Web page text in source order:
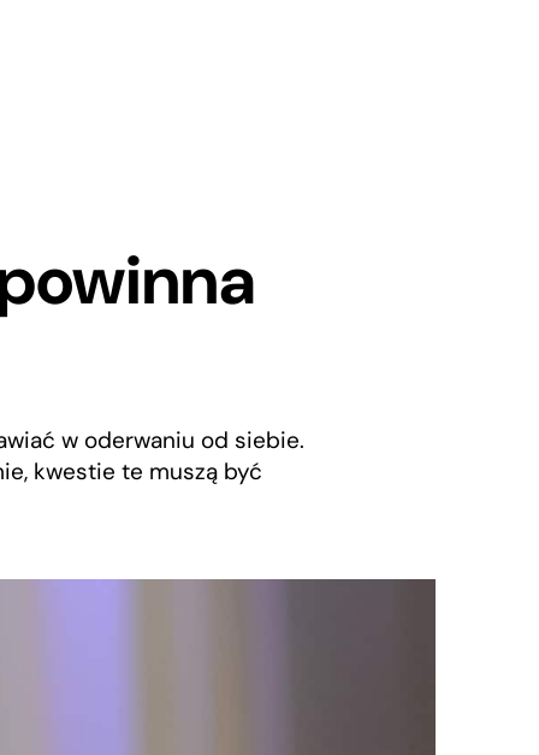
w oderwaniu od siebie.
kwestie te muszą być